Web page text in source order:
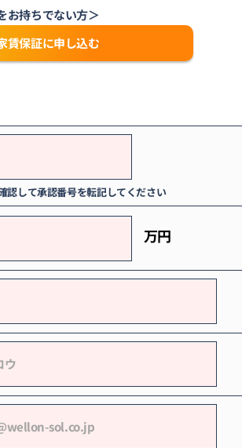
お持ちでない方＞
賃保証に申し込む
認して承認番号を転記してください
万円